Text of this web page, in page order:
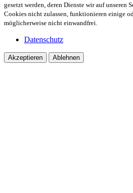
gesetzt werden, deren Dienste wir auf unseren
Cookies nicht zulassen, funktionieren einige
möglicherweise nicht einwandfrei.
Datenschutz
Akzeptieren Ablehnen